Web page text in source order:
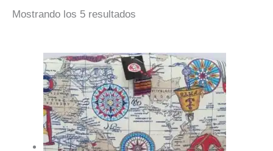
Mostrando los 5 resultados